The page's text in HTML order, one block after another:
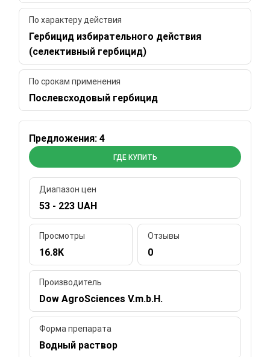
По характеру действия
Гербицид избирательного действия
(селективный гербицид)
По срокам применения
Послевсходовый гербицид
Предложения: 4
ГДЕ КУПИТЬ
Диапазон цен
53 - 223 UAH
Просмотры
16.8K
Отзывы
0
Производитель
Dow AgroSciences V.m.b.H.
Форма препарата
Водный раствор